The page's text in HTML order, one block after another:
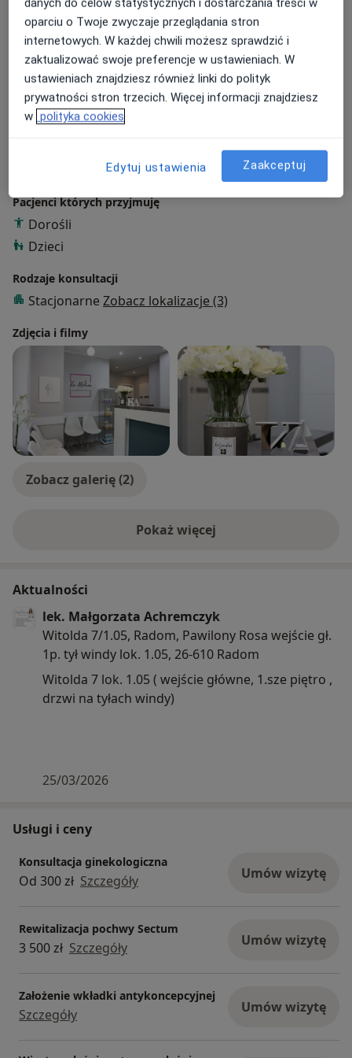
więcejO mnie
Zakres porad
Położnictwo i ginekologia
Główne obszary pomocy
Patologia ciąży
Zespół napięcia przedmiesiączkowego
+10
Pacjenci których przyjmuję
Dorośli
Dzieci
Rodzaje konsultacji
Stacjonarne Zobacz lokalizacje (3)
Zdjęcia i filmy
Zobacz galerię (2)
Pokaż więcejo doświadczeniu
Aktualności
lek. Małgorzata Achremczyk
Witolda 7/1.05, Radom, Pawilony Rosa wejście gł.
1p. tył windy lok. 1.05, 26-610 Radom
Witolda 7 lok. 1.05 ( wejście główne, 1.sze piętro ,
drzwi na tyłach windy)
25/03/2026
Usługi i ceny
Konsultacja ginekologiczna
Od 300 zł Szczegóły Umów wizytę
Rewitalizacja pochwy Sectum
3 500 zł Szczegóły Umów wizytę
Założenie wkładki antykoncepcyjnej
Szczegóły Umów wizytę
oparciu o Twoje zwyczaje przeglądania stron
internetowych. W każdej chwili możesz sprawdzić i
zaktualizować swoje preferencje w ustawieniach. W
ustawieniach znajdziesz również linki do polityk
prywatności stron trzecich. Więcej informacji znajdziesz
w polityka cookies
Edytuj ustawienia Zaakceptuj